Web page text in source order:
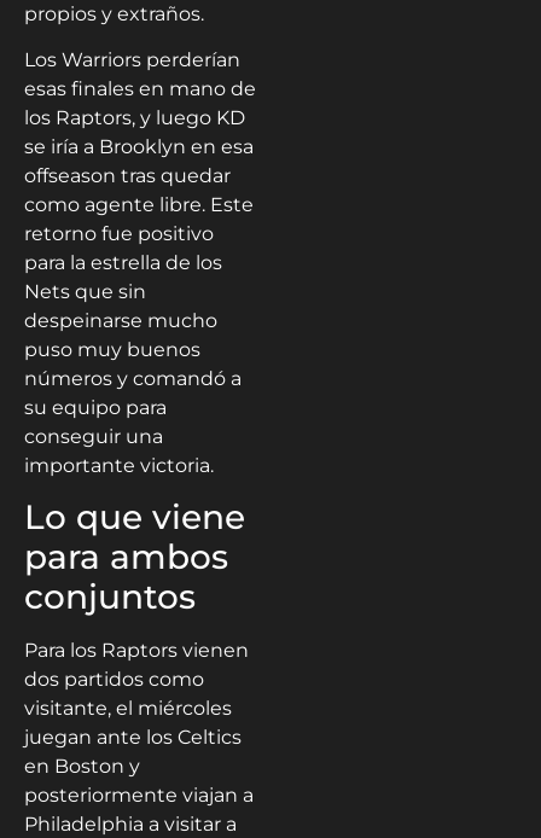
propios y extraños.
Los Warriors perderían
esas finales en mano de
los Raptors, y luego KD
se iría a Brooklyn en esa
offseason tras quedar
como agente libre. Este
retorno fue positivo
para la estrella de los
Nets que sin
despeinarse mucho
puso muy buenos
números y comandó a
su equipo para
conseguir una
importante victoria.
Lo que viene
para ambos
conjuntos
Para los Raptors vienen
dos partidos como
visitante, el miércoles
juegan ante los Celtics
en Boston y
posteriormente viajan a
Philadelphia a visitar a